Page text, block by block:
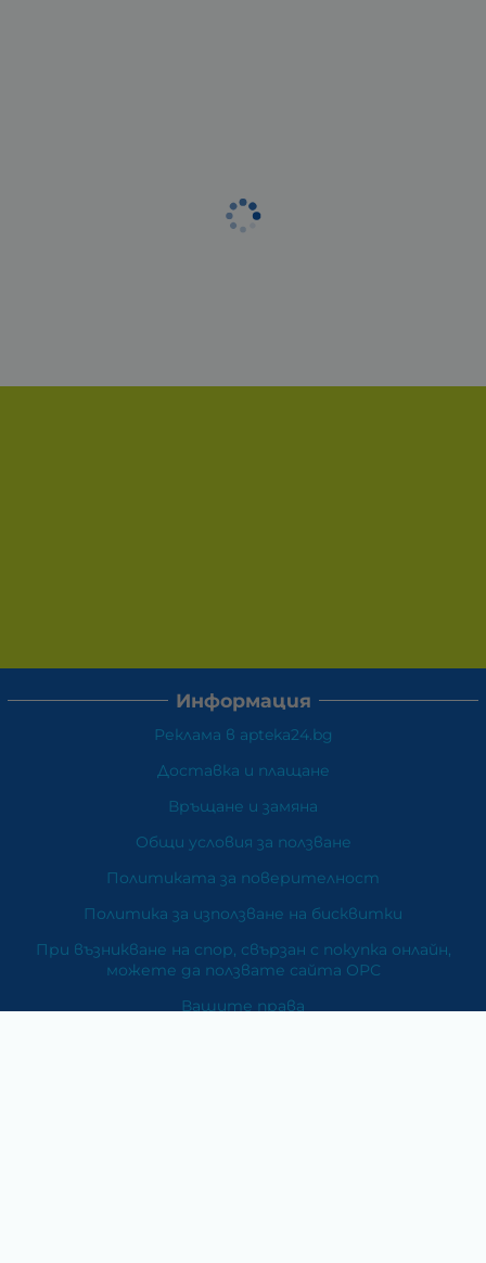
Информация
Реклама в apteka24.bg
Доставка и плащане
Връщане и замяна
Общи условия за ползване
Политиката за поверителност
Политика за използване на бисквитки
При възникване на спор, свързан с покупка онлайн,
можете да ползвате сайта ОРС
Вашите права